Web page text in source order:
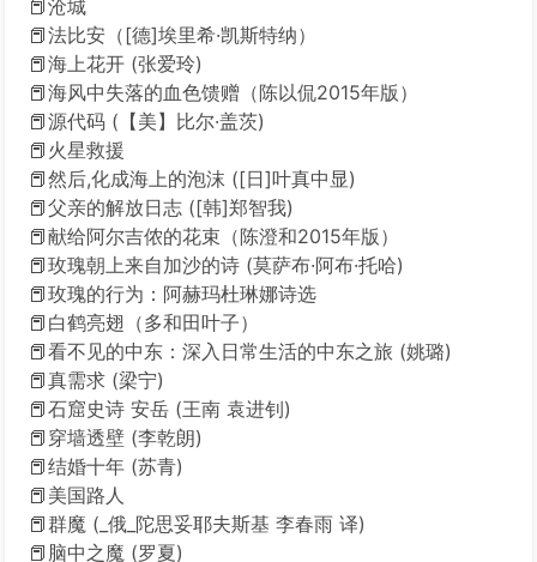
📕沧城
📕法比安（[德]埃里希·凯斯特纳）
📕海上花开 (张爱玲)
📕海风中失落的血色馈赠（陈以侃2015年版）
📕源代码 (【美】比尔·盖茨)
📕火星救援
📕然后,化成海上的泡沫 ([日]叶真中显)
📕父亲的解放日志 ([韩]郑智我)
📕献给阿尔吉侬的花束（陈澄和2015年版）
📕玫瑰朝上来自加沙的诗 (莫萨布·阿布·托哈)
📕玫瑰的行为：阿赫玛杜琳娜诗选
📕白鹤亮翅（多和田叶子）
📕看不见的中东：深入日常生活的中东之旅 (姚璐)
📕真需求 (梁宁)
📕石窟史诗 安岳 (王南 袁进钊)
📕穿墙透壁 (李乾朗)
📕结婚十年 (苏青)
📕美国路人
📕群魔 (_俄_陀思妥耶夫斯基 李春雨 译)
📕脑中之魔 (罗夏)